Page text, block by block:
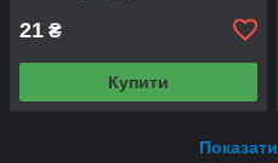
21 ₴
Купити